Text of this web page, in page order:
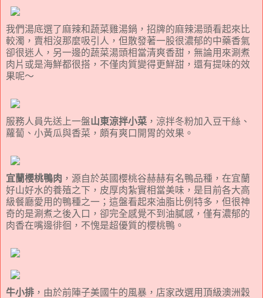
我們湯底選了麻辣和蔬菜雞湯鍋，招牌的麻辣湯頭看起來比
較濁，賣相沒那麼吸引人，但散發著一股很濃郁的中藥香氣
卻很迷人，另一邊的蔬菜湯頭相當清爽香甜，無論用來涮煮
肉片或是海鮮都很搭，不僅肉質變得更鮮甜，還有提味的效
果呢～
服務人員先送上一盤山東涼拌小菜 ，涼拌冬粉加入豆干絲、
蘿蔔、小黃瓜與香菜，頗有爽口開胃的效果。
宜蘭櫻桃鴨肉 ，源自於英國櫻桃谷赫赫有名鴨品種，在宜蘭
好山好水的養殖之下， 皮厚肉紮實相當美味，是目前各大高
級餐廳愛用的鴨種之一；這盤看起來油脂比例特多，但很神
奇的是涮煮之後入口，卻完全感覺不到油膩感，僅有濃郁的
肉香在嘴邊徘徊，不愧是超優質的櫻桃鴨。
牛小排 ，由於前陣子美國牛的風暴，店家改選用頂級澳洲穀